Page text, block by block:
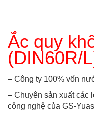
Ắc quy
(DIN60R/
– Công ty 100% vốn
– Chuyên sản xuất các
công nghệ của GS-